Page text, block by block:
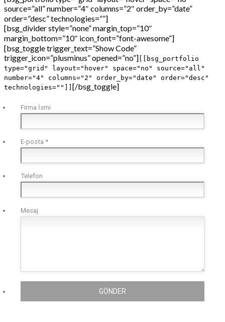
source=”all” number=”4″ columns=”2″ order_by=”date”
order=”desc” technologies=””]
[bsg_divider style=”none” margin_top=”10″
margin_bottom=”10″ icon_font=”font-awesome”]
[bsg_toggle trigger_text=”Show Code”
trigger_icon=”plusminus” opened=”no”] [[bsg_portfolio
type="grid" layout="hover" space="no" source="all"
number="4" columns="2" order_by="date" order="desc"
technologies=""]] [/bsg_toggle]
Firma İsmi
E-posta *
Telefon
Mesaj
GÖNDER